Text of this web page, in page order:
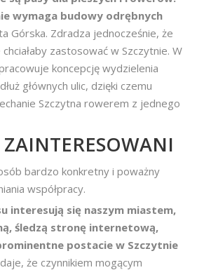
wymaga budowy odrębnych
Górska. Zdradza jednocześnie, że
zastosować w Szczytnie. W
koncepcję wydzielenia
głównych ulic, dzięki czemu
Szczytna rowerem z jednego
bardzo konkretny i poważny
współpracy.
interesują się naszym miastem,
śledzą stronę internetową,
postacie w Szczytnie
że czynnikiem mogącym